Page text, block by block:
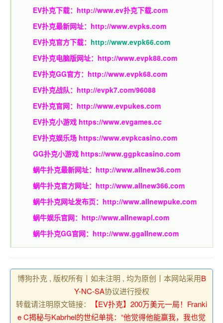
EV扑克下载： http://www.ev扑克下载.com
EV扑克最新网址： http://www.evpks.com
EV扑克官方下载： http://www.evpk66.com
EV扑克电脑版网址： http://www.evpk88.com
EV扑克GG官方： http://www.evpk68.com
EV扑克战队： http://evpk7.com/96088
EV扑克官网： http://www.evpukes.com
EV扑克小游戏 https://www.evgames.cc
EV扑克娱乐场 https://www.evpkcasino.com
GG扑克小游戏 https://www.ggpkcasino.com
蜗牛扑克最新网址： http://www.allnew36.com
蜗牛扑克官方网址： http://www.allnew366.com
蜗牛扑克网址发布页： http://www.allnewpuke.com
蜗牛娱乐官网： http://www.allnewapl.com
蜗牛扑克GG官网： http://www.ggallnew.com
博狗扑克 , 版权所有丨如未注明 , 均为原创丨本网站采用B
Y-NC-SA协议进行授权
转载请注明原文链接：
【EV扑克】200万美元一局！Franki
e C揭秘与Kabrhel的世纪单挑：“他觉得他能赢我，我也觉